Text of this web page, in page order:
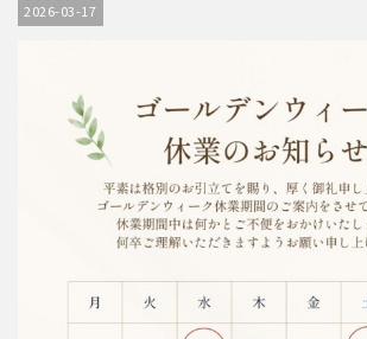
2026-03-17